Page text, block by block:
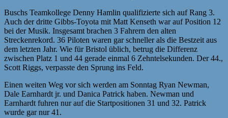
Buschs Teamkollege Denny Hamlin qualifizierte sich auf Rang 3.
Auch der dritte Gibbs-Toyota mit Matt Kenseth war auf Position 12
bei der Musik. Insgesamt brachen 3 Fahrern den alten
Streckenrekord. 36 Piloten waren gar schneller als die Bestzeit aus
dem letzten Jahr. Wie für Bristol üblich, betrug die Differenz
zwischen Platz 1 und 44 gerade einmal 6 Zehntelsekunden. Der 44.,
Scott Riggs, verpasste den Sprung ins Feld.
Einen weiten Weg vor sich werden am Sonntag Ryan Newman,
Dale Earnhardt jr. und Danica Patrick haben. Newman und
Earnhardt fuhren nur auf die Startpositionen 31 und 32. Patrick
wurde gar nur 41.